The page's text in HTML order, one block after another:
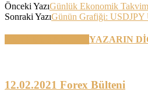
Önceki YazıGünlük Ekonomik
Sonraki YazıGünün Grafiği: USDJPY
YAZARIN
12.02.2021 Forex Bülteni